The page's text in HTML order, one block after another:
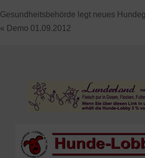
Gesundheitsbehörde legt neues
« Demo 01.09.2012